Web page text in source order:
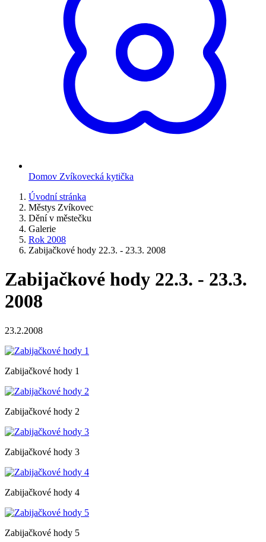
Domov Zvíkovecká kytička
Úvodní stránka
Městys Zvíkovec
Dění v městečku
Galerie
Rok 2008
Zabijačkové hody 22.3. - 23.3. 2008
Zabijačkové hody 22.3. - 23.3.
2008
23.2.2008
Zabijačkové hody 1
Zabijačkové hody 2
Zabijačkové hody 3
Zabijačkové hody 4
Zabijačkové hody 5